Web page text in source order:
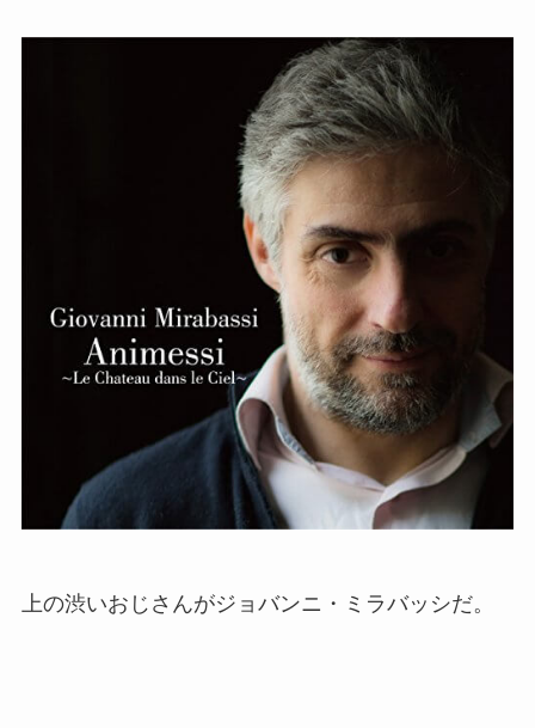
上の渋いおじさんがジョバンニ・ミラバッシだ。